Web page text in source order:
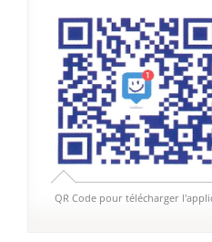
QR Code pour télécharger